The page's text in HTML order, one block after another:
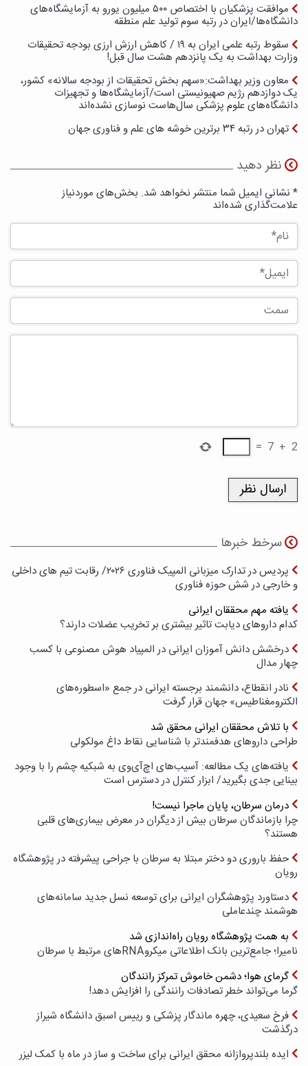
موافقت پزشکیان با اختصاص ۵۰۰ میلیون یورو به آزمایشگاه‌های
دانشگاه‌ها/ایران در رتبه سوم تولید علم منطقه
سقوط رتبه علمی ایران به ۱۹ / کاهش ارزش ارزی بودجه تحقیقات
وزارت بهداشت به یک پانزدهم هشت سال قبل!
معاون وزیر بهداشت:«سهم بخش تحقیقات از بودجه سالانه» کشور،
یک دوازدهم رژیم صهیونیستی است/آزمایشگاه‌ها و تجهیزات
دانشگاه‌های علوم پزشکی سال‌هاست نوسازی نشده‌اند
تهران در رتبه ۳۴ برترین خوشه‌ های علم و فناوری جهان
نظر دهید
* نشانی ایمیل شما منتشر نخواهد شد. بخش‌های موردنیاز
علامت‌گذاری شده‌اند
2
+
7
=
سرخط خبرها
پردیس در تدارک میزبانی المپیک فناوری ۲۰۲۶/ رقابت تیم های داخلی
و خارجی در شش حوزه فناوری
یافته مهم محققان ایرانی
کدام داروهای دیابت تاثیر بیشتری بر تخریب عضلات دارند؟
درخشش دانش آموزان ایرانی در المپیاد هوش مصنوعی با کسب
چهار مدال
نادر انقطاع، دانشمند برجسته ایرانی در جمع «اسطوره‌های
الکترومغناطیس» جهان قرار گرفت
با تلاش محققان ایرانی محقق شد
طراحی داروهای هدفمندتر با شناسایی نقاط داغ مولکولی
یافته‌های یک مطالعه: آسیب‌های اچ‌آی‌وی به شبکیه چشم را با وجود
بینایی جدی بگیرید/ ابزار کنترل در دسترس است
درمان سرطان، پایان ماجرا نیست!
چرا بازماندگان سرطان بیش از دیگران در معرض بیماری‌های قلبی
هستند؟
حفظ باروری دو دختر مبتلا به سرطان با جراحی پیشرفته در پژوهشگاه
رویان
دستاورد پژوهشگران ایرانی برای توسعه نسل جدید سامانه‌های
هوشمند چندعاملی
به همت پژوهشگاه رویان راه‌اندازی شد
نامیرا؛ جامع‌ترین بانک اطلاعاتی میکروRNAهای مرتبط با سرطان
گرمای هوا؛ دشمن خاموش تمرکز رانندگان
گرما می‌تواند خطر تصادفات رانندگی را افزایش دهد!
فرخ سعیدی، چهره ماندگار پزشکی و رییس اسبق دانشگاه شیراز
درگذشت
ایده بلندپروازانه محقق ایرانی برای ساخت و ساز در ماه با کمک لیزر